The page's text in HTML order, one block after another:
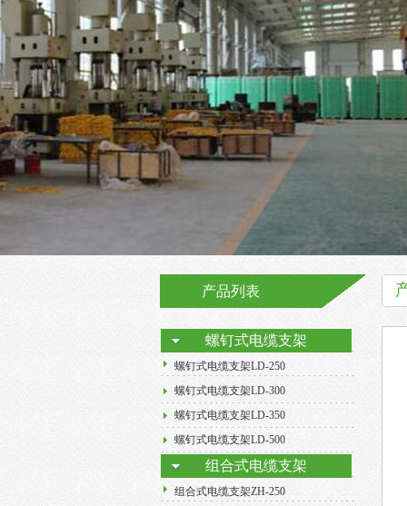
产品列表
螺钉式电缆支架
螺钉式电缆支架LD-250
螺钉式电缆支架LD-300
螺钉式电缆支架LD-350
螺钉式电缆支架LD-500
组合式电缆支架
组合式电缆支架ZH-250